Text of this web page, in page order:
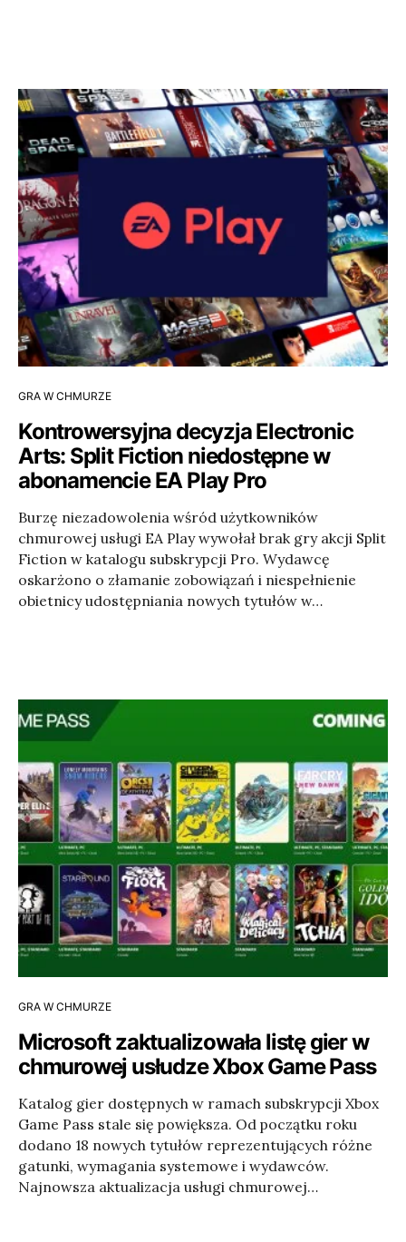
GRA W CHMURZE
Kontrowersyjna decyzja Electronic
Arts: Split Fiction niedostępne w
abonamencie EA Play Pro
Burzę niezadowolenia wśród użytkowników
chmurowej usługi EA Play wywołał brak gry akcji Split
Fiction w katalogu subskrypcji Pro. Wydawcę
oskarżono o złamanie zobowiązań i niespełnienie
obietnicy udostępniania nowych tytułów w…
GRA W CHMURZE
Microsoft zaktualizowała listę gier w
chmurowej usłudze Xbox Game Pass
Katalog gier dostępnych w ramach subskrypcji Xbox
Game Pass stale się powiększa. Od początku roku
dodano 18 nowych tytułów reprezentujących różne
gatunki, wymagania systemowe i wydawców.
Najnowsza aktualizacja usługi chmurowej…